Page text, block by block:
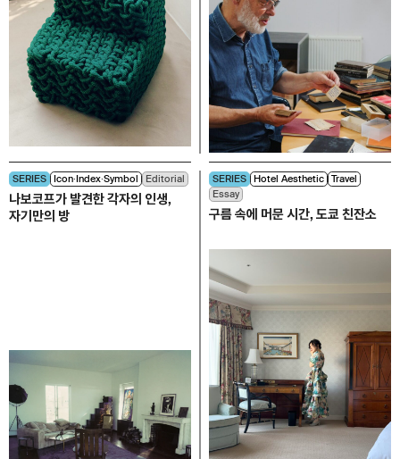
SERIES Icon∙Index∙Symbol Editorial
나보코프가 발견한 각자의 인생,
자기만의 방
SERIES Hotel Aesthetic Travel
Essay
구름 속에 머문 시간, 도쿄 친잔소